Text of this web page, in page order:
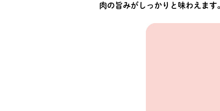
肉の旨みがしっかりと味わえます